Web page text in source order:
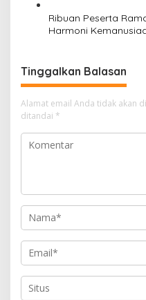
Ribuan Peserta
Harmoni
Tinggalkan Balasan
Alamat email Anda tidak akan
ditandai *